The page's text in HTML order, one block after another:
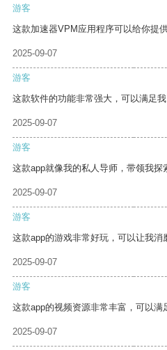
游客
这款加速器VPM应用程序可以给你提
2025-09-07
游客
这款软件的功能非常强大，可以满足我
2025-09-07
游客
这款app就像我的私人导师，带领我探
2025-09-07
游客
这款app的游戏非常好玩，可以让我消
2025-09-07
游客
这款app的视频资源非常丰富，可以满
2025-09-07